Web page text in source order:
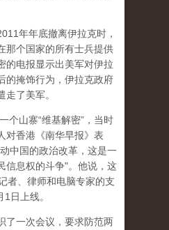
年年底撤离伊拉克时，
那个国家的所有士兵提供
的电报显示出美军对伊拉
的掩饰行为，伊拉克政府
了美军。
个山寨“维基解密”，当时
对香港《南华早报》表
中国的政治改革，这是一
信息权的斗争"。他说，这
者、律师和电脑专家的支
日上线。
了一次会议，要求防范两